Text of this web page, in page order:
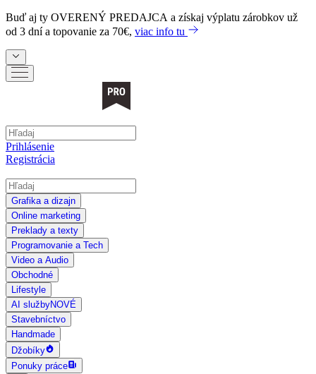
Buď aj ty OVERENÝ PREDAJCA a získaj výplatu zárobkov už
od 3 dní a topovanie za 70€, viac info tu
Prihlásenie
Registrácia
Grafika a dizajn
Online marketing
Preklady a texty
Programovanie a Tech
Video a Audio
Obchodné
Lifestyle
AI službyNOVÉ
Stavebníctvo
Handmade
Džobíky
Ponuky práce